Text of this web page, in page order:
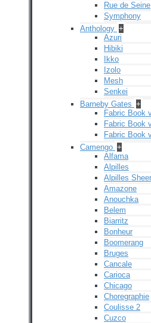
Rue de Seine
Symphony
Anthology +
Azuri
Hibiki
Ikko
Izolo
Mesh
Senkei
Barneby Gates +
Fabric Book
Fabric Book
Fabric Book
Camengo +
Alfama
Alpilles
Alpilles
Amazone
Anouchka
Belem
Biarritz
Bonheur
Boomerang
Bruges
Cancale
Carioca
Chicago
Choregraphie
Coulisse 2
Cuzco